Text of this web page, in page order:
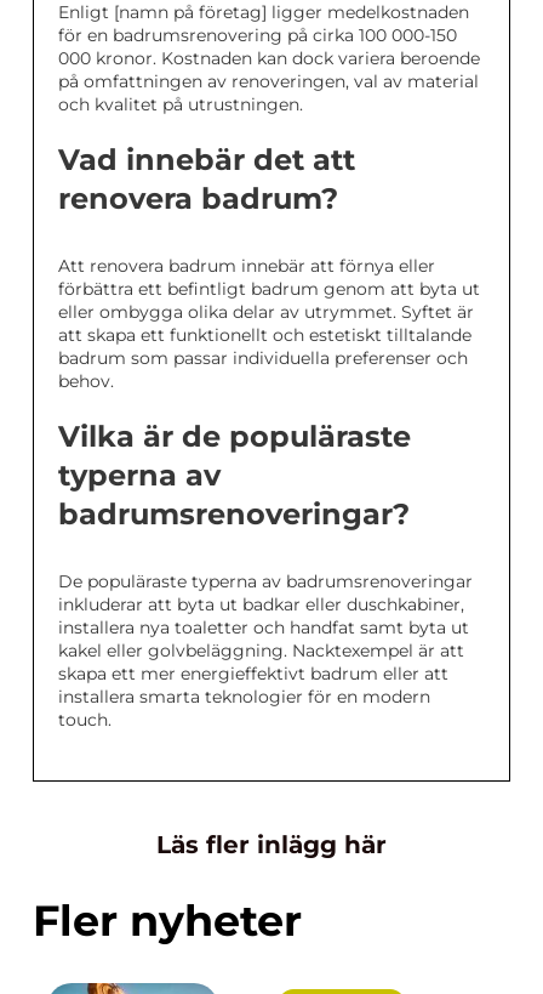
Enligt [namn på företag] ligger medelkostnaden
för en badrumsrenovering på cirka 100 000-150
000 kronor. Kostnaden kan dock variera beroende
på omfattningen av renoveringen, val av material
och kvalitet på utrustningen.
Vad innebär det att
renovera badrum?
Att renovera badrum innebär att förnya eller
förbättra ett befintligt badrum genom att byta ut
eller ombygga olika delar av utrymmet. Syftet är
att skapa ett funktionellt och estetiskt tilltalande
badrum som passar individuella preferenser och
behov.
Vilka är de populäraste
typerna av
badrumsrenoveringar?
De populäraste typerna av badrumsrenoveringar
inkluderar att byta ut badkar eller duschkabiner,
installera nya toaletter och handfat samt byta ut
kakel eller golvbeläggning. Nacktexempel är att
skapa ett mer energieffektivt badrum eller att
installera smarta teknologier för en modern
touch.
Läs fler inlägg här
Fler nyheter